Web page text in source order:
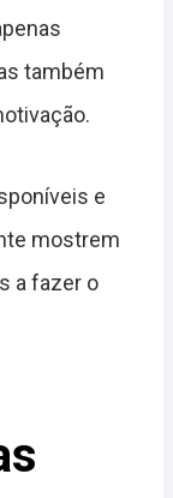
também
e
mostrem
a fazer o